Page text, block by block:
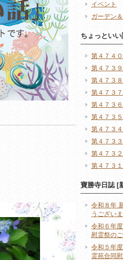
イベント
ガーデン
ちょっとい
第４７４
第４７３
第４７３
第４７３
第４７３
第４７３
第４７３
第４７３
第４７３
第４７３
寶勝寺日誌 [
令和８年
うござい
令和６年
慰霊祭の
令和５年
霊苑合同